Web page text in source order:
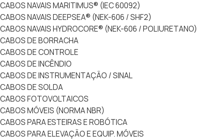
CABOS NAVAIS MARITIMUS® (IEC 60092)
CABOS NAVAIS DEEPSEA® (NEK-606 / SHF2)
CABOS NAVAIS HYDROCORE® (NEK-606 / POLIURETANO)
CABOS DE BORRACHA
CABOS DE CONTROLE
CABOS DE INCÊNDIO
CABOS DE INSTRUMENTAÇÃO / SINAL
CABOS DE SOLDA
CABOS FOTOVOLTAICOS
CABOS MÓVEIS (NORMA NBR)
CABOS PARA ESTEIRAS E ROBÓTICA
CABOS PARA ELEVAÇÃO E EQUIP. MÓVEIS